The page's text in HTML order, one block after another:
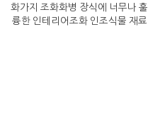
화가지 조화화병 장식에 너무나 훌
륭한 인테리어조화 인조식물 재료